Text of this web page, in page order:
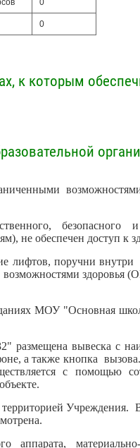
0
0
к которым
не обеспечен доступ к
лифтов, поручни
МОУ "Основная
размещена вывеска с
а также кнопка
с помощью
территорией Учреждения.
аппарата,